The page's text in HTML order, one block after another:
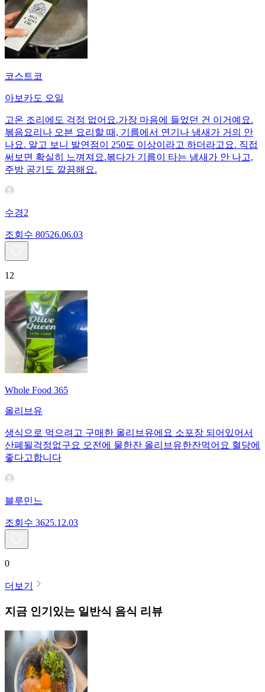
코스트코
아보카도 오일
고온 조리에도 걱정 없어요.가장 마음에 들었던 건 이거예요.
볶음요리나 오븐 요리할 때, 기름에서 연기나 냄새가 거의 안
나요. 알고 보니 발연점이 250도 이상이라고 하더라고요. 직접
써보면 확실히 느껴져요.볶다가 기름이 타는 냄새가 안 나고,
주방 공기도 깔끔해요.
수경2
조회수 80526.06.03
12
Whole Food 365
올리브유
생식으로 먹으려고 구매한 올리브유에요 소포장 되어있어서
산폐될걱정없구요 오전에 물한잔 올리브유한잔먹어요 혈당에
좋다고합니다
블루민느
조회수 3625.12.03
0
더보기
지금 인기있는 일반식 음식 리뷰